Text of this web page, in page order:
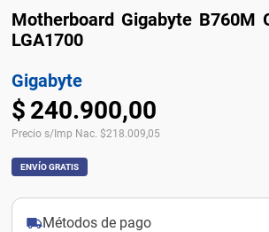
Motherboard Gigabyte B760M
LGA1700
Gigabyte
$ 240.900,00
Precio s/Imp Nac. $218.009,05
ENVÍO GRATIS
Métodos de pago